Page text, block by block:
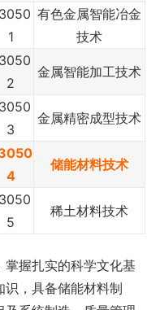
1
有色金属智能冶金
技术
2
金属智能加工技术
3
金属精密成型技术
4
储能材料技术
5
稀土材料技术
握扎实的科学文化基
，具备储能材料制